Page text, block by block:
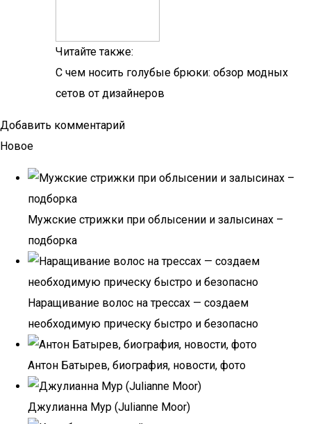
Читайте также:
С чем носить голубые брюки: обзор модных
сетов от дизайнеров
Добавить комментарий
Новое
Мужские стрижки при облысении и залысинах –
подборка
Наращивание волос на трессах — создаем
необходимую прическу быстро и безопасно
Антон Батырев, биография, новости, фото
Джулианна Мур (Julianne Moor)